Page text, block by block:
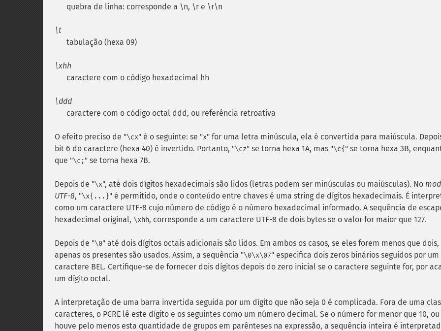
quebra de linha: corresponde a \n, \r e \r\n
\t
tabulação (hexa 09)
\xhh
caractere com o código hexadecimal hh
\ddd
caractere com o código octal ddd, ou referência retroativa
O efeito preciso de "\cx" é o seguinte: se "x" for uma letra minúscula, ela é convertida para maiúscula.
bit 6 do caractere (hexa 40) é invertido. Portanto, "\cz" se torna hexa 1A, mas "\c{" se torna hexa 3B,
que "\c;" se torna hexa 7B.
Depois de "\x", até dois dígitos hexadecimais são lidos (letras podem ser minúsculas ou maiúsculas). No
UTF-8, "\x{...}" é permitido, onde o conteúdo entre chaves é uma string de dígitos hexadecimais. É
como um caractere UTF-8 cujo número de código é o número hexadecimal informado. A sequência de
hexadecimal original, \xhh, corresponde a um caractere UTF-8 de dois bytes se o valor for maior que 127.
Depois de "\0" até dois dígitos octais adicionais são lidos. Em ambos os casos, se eles forem menos que dois,
apenas os presentes são usados. Assim, a sequência "\0\x\07" especifica dois zeros binários seguidos por um
caractere BEL. Certifique-se de fornecer dois dígitos depois do zero inicial se o caractere seguinte for, por
um dígito octal.
A interpretação de uma barra invertida seguida por um dígito que não seja 0 é complicada. Fora de uma
caracteres, o PCRE lê este dígito e os seguintes como um número decimal. Se o número for menor que 10, ou
houve pelo menos esta quantidade de grupos em parênteses na expressão, a sequência inteira é